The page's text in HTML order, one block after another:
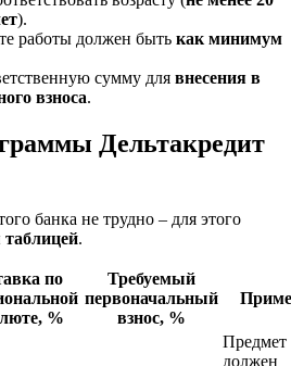
).
работы должен быть как минимум
сумму для внесения в
взноса.
Дельтакредит
банка не трудно – для этого
таблицей.
по
%
Требуемый
первоначальный
взнос, %
Предмет
должен